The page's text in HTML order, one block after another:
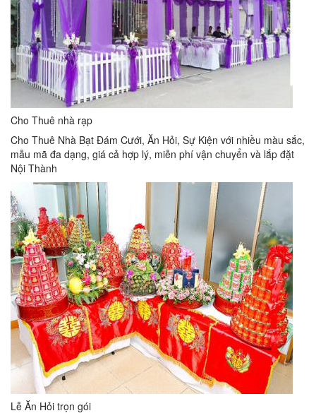
Cho Thuê nhà rạp
Cho Thuê Nhà Bạt Đám Cưới, Ăn Hỏi, Sự Kiện với nhiều màu sắc,
mẫu mã đa dạng, giá cả hợp lý, miễn phí vận chuyển và lắp đặt
Nội Thành
Lễ Ăn Hỏi trọn gói